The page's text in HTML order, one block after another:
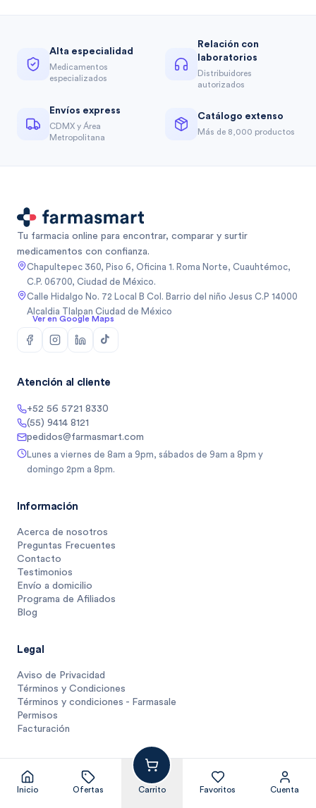
Inicio Ofertas Carrito Favoritos Cuenta
1 unidad $
$223.36
No disponible, lo buscamos por tí
Alta especialidad
Medicamentos
especializados
Relación con
laboratorios
Distribuidores
autorizados
Envíos express
CDMX y Área
Metropolitana
Catálogo extenso
Más de 8,000 productos
Tu farmacia online para encontrar, comparar y surtir
medicamentos con confianza.
Chapultepec 360, Piso 6, Oficina 1. Roma Norte, Cuauhtémoc,
C.P. 06700, Ciudad de México.
Calle Hidalgo No. 72 Local B Col. Barrio del niño Jesus C.P 14000
Alcaldia Tlalpan Ciudad de México
Ver en Google Maps
Atención al cliente
+52 56 5721 8330
(55) 9414 8121
pedidos@farmasmart.com
Lunes a viernes de 8am a 9pm, sábados de 9am a 8pm y
domingo 2pm a 8pm.
Información
Acerca de nosotros
Preguntas Frecuentes
Contacto
Testimonios
Envío a domicilio
Programa de Afiliados
Blog
Legal
Aviso de Privacidad
Términos y Condiciones
Términos y condiciones - Farmasale
Permisos
Facturación
© Farmasmart 2025 Pagos protegidos y compra segura